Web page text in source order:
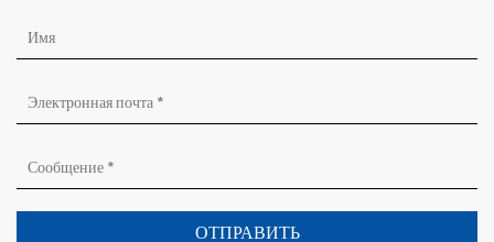
ОТПРАВИТЬ